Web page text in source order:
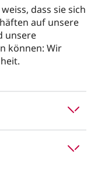
dass sie sich
auf unsere
unsere
können: Wir